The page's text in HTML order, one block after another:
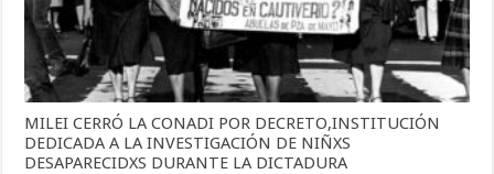
MILEI CERRÓ LA CONADI POR DECRETO,INSTITUCIÓN
DEDICADA A LA INVESTIGACIÓN DE NIÑXS
DESAPARECIDXS DURANTE LA DICTADURA